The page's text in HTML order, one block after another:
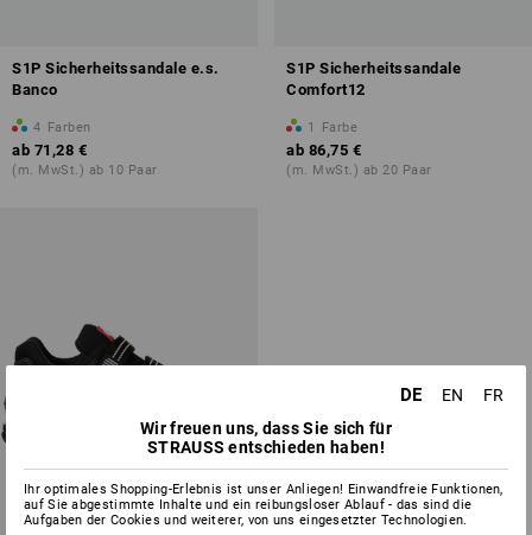
Übersicht der Schutzklassen
S1P Sicherheitssandale e.s.
Banco
4 Farben
ab 71,28 €
(m. MwSt.) ab 10 Paar
S1P Sicherheitssandale
Comfort12
1 Farbe
ab 86,75 €
(m. MwSt.) ab 20 Paar
DE EN
FR
Wir freuen uns, dass Sie sich für
STRAUSS entschieden haben!
Ihr optimales Shopping-Erlebnis ist unser Anliegen! Einwandfreie Funktionen,
auf Sie abgestimmte Inhalte und ein reibungsloser Ablauf - das sind die
Aufgaben der Cookies und weiterer, von uns eingesetzter Technologien.